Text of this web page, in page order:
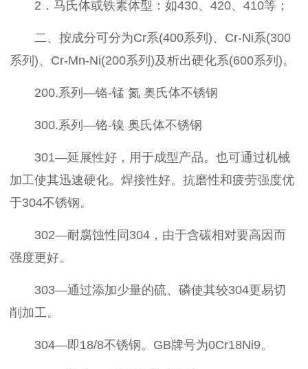
2．马氏体或铁素体型：如430、420、410等；
二、按成分可分为Cr系(400系列)、Cr-Ni系(300
系列)、Cr-Mn-Ni(200系列)及析出硬化系(600系列)。
200.系列—铬-锰 氮 奥氏体不锈钢
300.系列—铬-镍 奥氏体不锈钢
301—延展性好，用于成型产品。也可通过机械
加工使其迅速硬化。焊接性好。抗磨性和疲劳强度优
于304不锈钢。
302—耐腐蚀性同304，由于含碳相对要高因而
强度更好。
303—通过添加少量的硫、磷使其较304更易切
削加工。
304—即18/8不锈钢。GB牌号为0Cr18Ni9。